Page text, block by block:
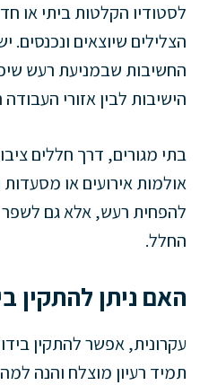
לסטודיו הקלטות ביתי או
הצלילים שיוצאים
החשיבות שבמניעת רעש
הישיבות לבין אזורי העבודה
בתי מגורים, דרך חללים
אולמות אירועים או מסעדות
להפחית רעש, אלא גם לשפר
החלל.
האם ניתן להתקין
עקרונית, אפשר להתקין
תמיד רעיון מוצלח והנה